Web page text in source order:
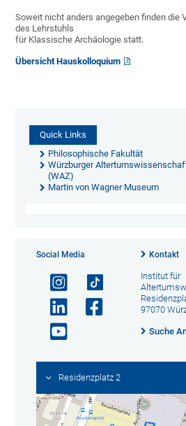
Soweit nicht anders angegeben finden die
des Lehrstuhls
für Klassische Archäologie statt.
Übersicht Hauskolloquium
Quick Links
Philosophische Fakultät
Würzburger
(WAZ)
Martin von Wagner Museum
Social Media Kontakt
Institut für
97070
Suche
Residenzplatz 2